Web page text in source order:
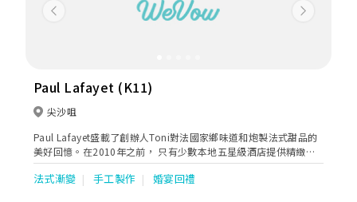
Previous Next
Paul Lafayet (K11)
尖沙咀
Paul Lafayet盛載了創辦人Toni對法國家鄉味道和炮製法式甜品的
美好回憶。在2010年之前， 只有少數本地五星級酒店提供精緻法
式甜品。Toni看準這個契機，在香港展開法式甜品業務，令更多人
欣賞到這種難能可貴的美點。
法式漸變 手工製作 婚宴回禮